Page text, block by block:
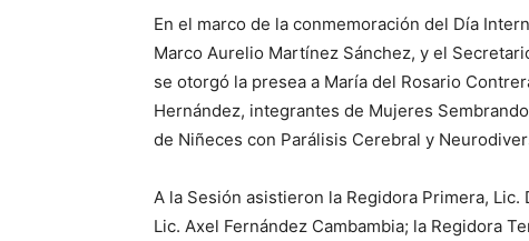
En el marco de la conmemoración del Día
Marco Aurelio Martínez Sánchez, y el
se otorgó la presea a María del Rosario
Hernández, integrantes de Mujeres
de Niñeces con Parálisis Cerebral y
A la Sesión asistieron la Regidora Primera,
Lic. Axel Fernández Cambambia; la Regidora